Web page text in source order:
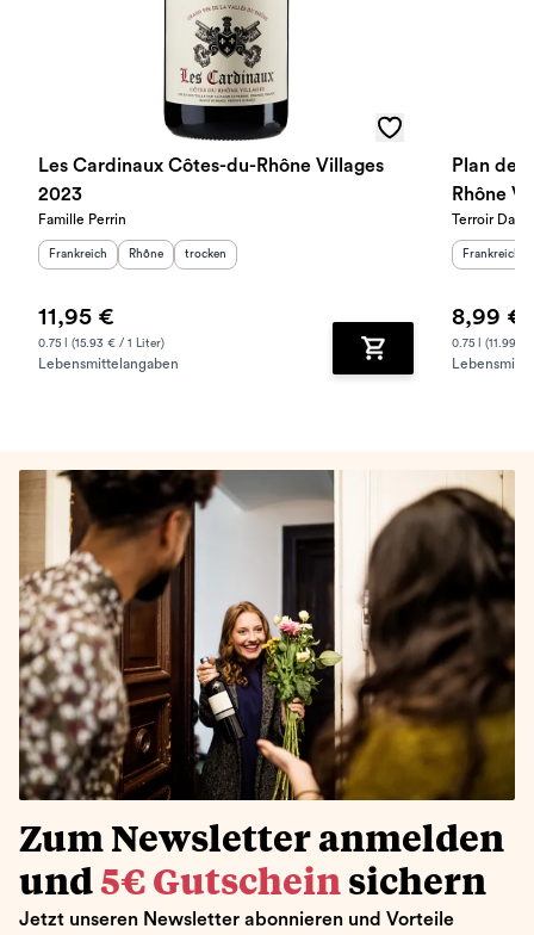
Les Cardinaux Côtes-du-Rhône Villages
2023
Famille Perrin
Herkunftsland
Frankreich Herkunftsregion:
Rhône Geschmack
trocken
11,95 €
0.75 l (15.93 € / 1 Liter)
Lebensmittelangaben Zum Warenkorb
Plan de
Rhône
Terroir
Frankreich
8,99 €
0.75 l (11.99 €
Zum Newsletter anmelden
und 5€ Gutschein sichern
Jetzt unseren Newsletter abonnieren und Vorteile